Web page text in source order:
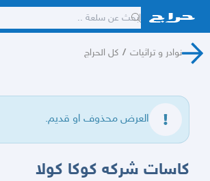
نوادر و تراثيات / كل الحراج
العرض محذوف او قديم.
كاسات شركه كوكا كولا